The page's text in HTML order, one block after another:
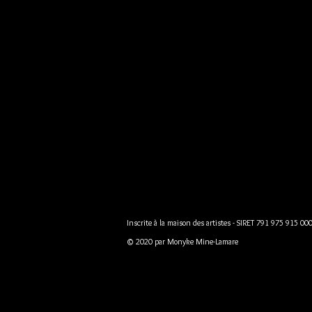
Inscrite à la maison des artistes - SIRET 791 975 915
© 2020 par Monyke Mine-Lamare